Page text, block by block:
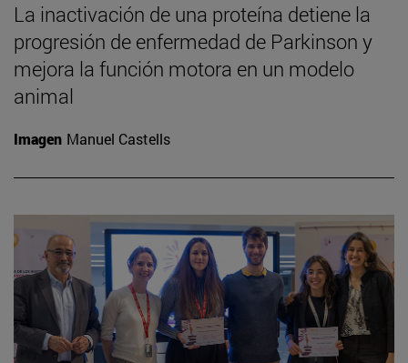
La inactivación de una proteína detiene la
progresión de enfermedad de Parkinson y
mejora la función motora en un modelo
animal
Imagen Manuel Castells